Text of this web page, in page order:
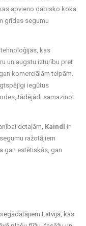
apvieno dabisko koka
grīdas segumu
kas
un augstu izturību pret
komerciālām telpām.
iegūtus
tādējādi samazinot
detaļām, Kaindl
ir
ražotājiem
gan estētiskās, gan
Latvijā, kas